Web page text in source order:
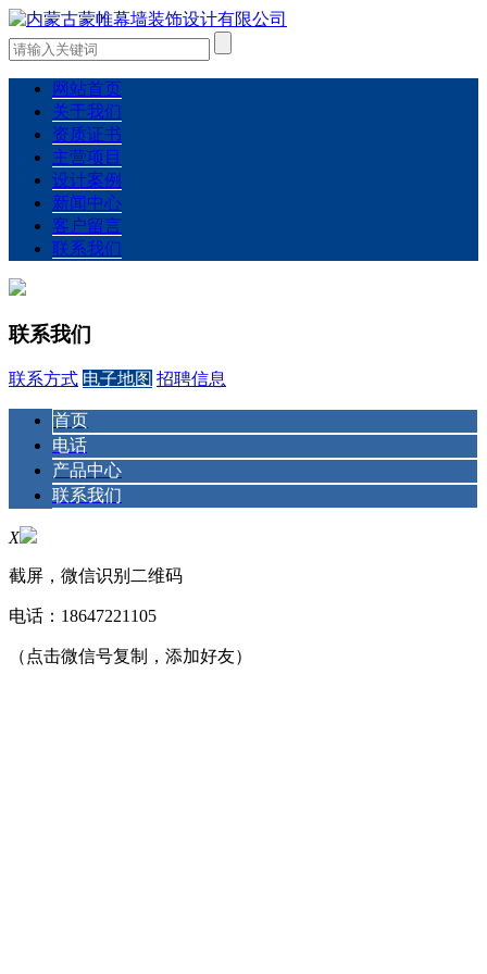
网站首页
关于我们
资质证书
主营项目
设计案例
新闻中心
客户留言
联系我们
联系我们
联系方式 电子地图 招聘信息
首页
电话
产品中心
联系我们
X
截屏，微信识别二维码
电话： 18647221105
（点击微信号复制，添加好友）